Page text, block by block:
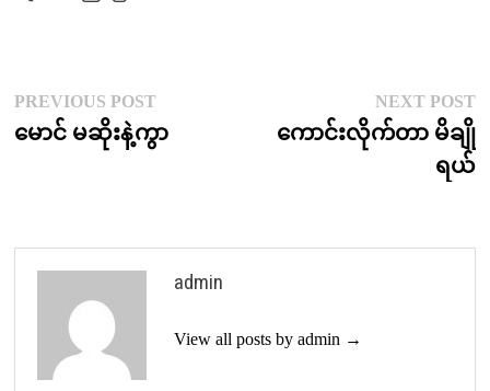
Post
navigation
PREVIOUS POSTPrevious
post:
မောင် မဆိုးနဲ့ကွာ
NEXT POST
ကောင်းလိုက်တာ မိချို
ရယ်
admin
View all posts by admin →